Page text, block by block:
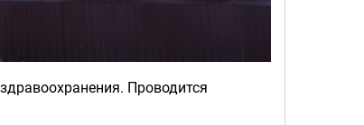
Проводится